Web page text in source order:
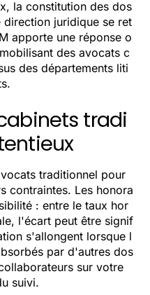
la constitution des dos
direction juridique se ret
apporte une réponse o
des avocats c
des départements liti
tradi
traditionnel pour
contraintes. Les honora
: entre le taux hor
l'écart peut être signif
s'allongent lorsque l
par d'autres dos
sur votre
suivi.